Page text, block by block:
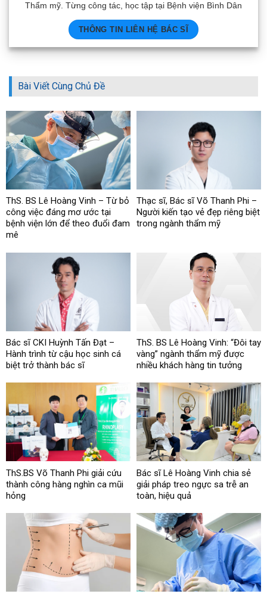
Thẩm mỹ. Từng công tác, học tập tại Bệnh viện Bình Dân
THÔNG TIN LIÊN HỆ BÁC SĨ
Bài Viết Cùng Chủ Đề
ThS. BS Lê Hoàng Vinh – Từ bỏ
công việc đáng mơ ước tại
bệnh viện lớn để theo đuổi đam
mê
Thạc sĩ, Bác sĩ Võ Thanh Phi –
Người kiến tạo vẻ đẹp riêng biệt
trong ngành thẩm mỹ
Bác sĩ CKI Huỳnh Tấn Đạt –
Hành trình từ cậu học sinh cá
biệt trở thành bác sĩ
ThS. BS Lê Hoàng Vinh: “Đôi tay
vàng” ngành thẩm mỹ được
nhiều khách hàng tin tưởng
ThS.BS Võ Thanh Phi giải cứu
thành công hàng nghìn ca mũi
hỏng
Bác sĩ Lê Hoàng Vinh chia sẻ
giải pháp treo ngực sa trễ an
toàn, hiệu quả